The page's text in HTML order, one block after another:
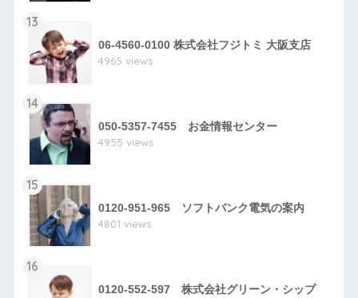
13
06-4560-0100 株式会社フジトミ 大阪支店
4965 views
14
050-5357-7455 お金情報センター
4955 views
15
0120-951-965 ソフトバンク電気の案内
4801 views
16
0120-552-597 株式会社グリーン・シップ